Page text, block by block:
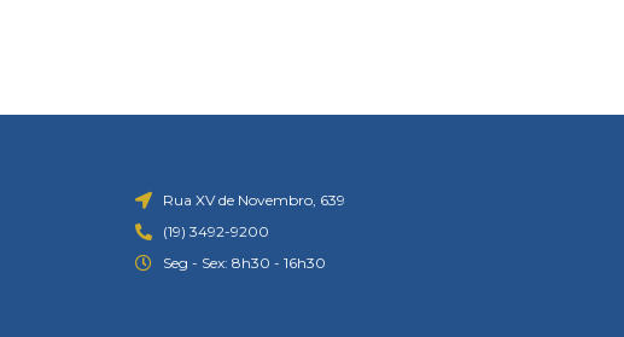
Rua XV de Novembro, 639
(19) 3492-9200
Seg - Sex: 8h30 - 16h30